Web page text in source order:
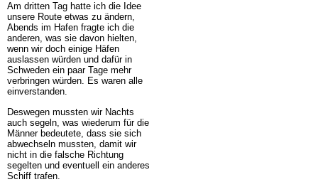
Am dritten Tag hatte ich die Idee
unsere Route etwas zu ändern,
Abends im Hafen fragte ich die
anderen, was sie davon hielten,
wenn wir doch einige Häfen
auslassen würden und dafür in
Schweden ein paar Tage mehr
verbringen würden. Es waren alle
einverstanden.
Deswegen mussten wir Nachts
auch segeln, was wiederum für die
Männer bedeutete, dass sie sich
abwechseln mussten, damit wir
nicht in die falsche Richtung
segelten und eventuell ein anderes
Schiff trafen.